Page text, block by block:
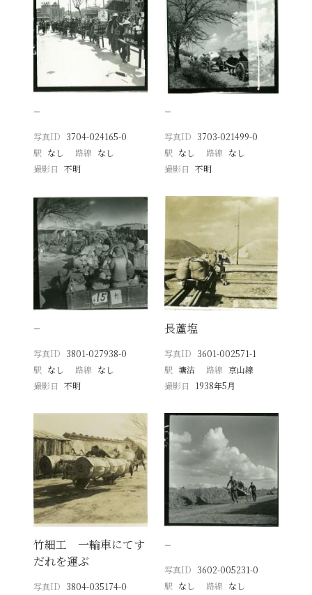
−
写真ID 3704-024165-0
駅 なし 路線 なし
撮影日
不明
−
写真ID 3703-021499-0
駅 なし 路線 なし
撮影日 不明
−
写真ID 3801-027938-0
駅 なし 路線 なし
撮影日
不明
長蘆塩
写真ID 3601-002571-1
駅 塘沽 路線 京山線
撮影日
1938年5月
竹細工 一輪車にてす
だれを運ぶ
写真ID 3804-035174-0
−
写真ID 3602-005231-0
駅 なし 路線 なし